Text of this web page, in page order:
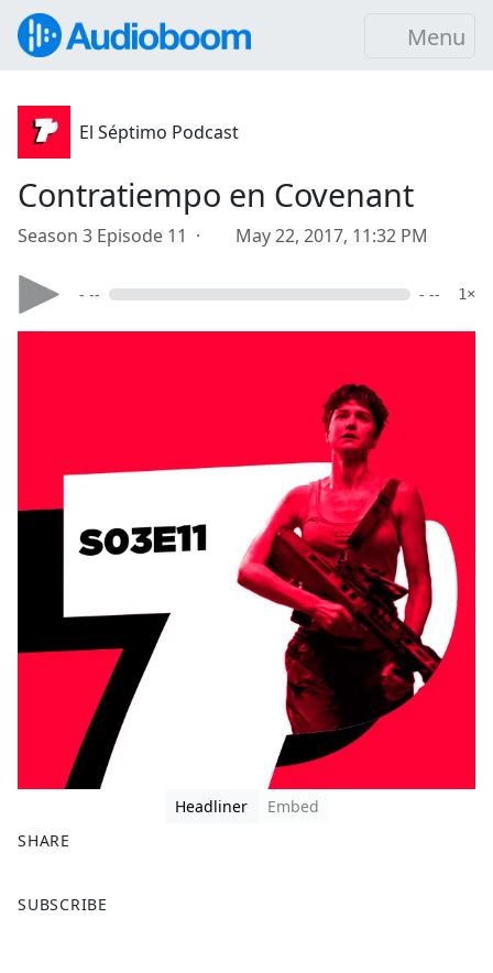
Menu
El Séptimo Podcast
Contratiempo en Covenant
Season 3 Episode 11 · May 22, 2017, 11:32 PM
- -- - -- 1×
Headliner
Embed
SHARE
a
SUBSCRIBE